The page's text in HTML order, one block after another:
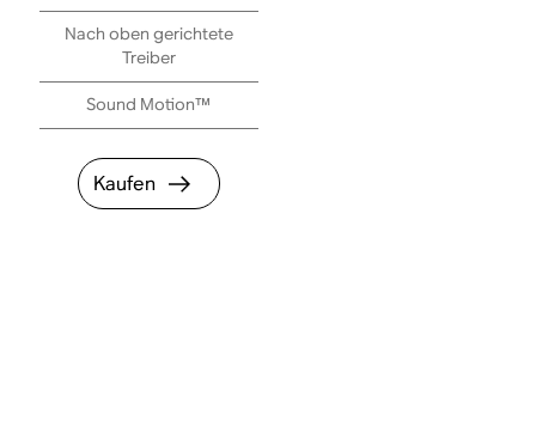
Nach oben gerichtete
Treiber
Sound Motion™
Kaufen